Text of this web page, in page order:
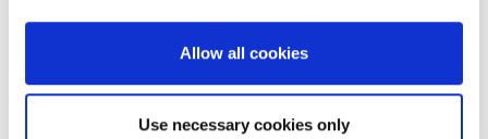
Allow all cookies
Use necessary cookies only